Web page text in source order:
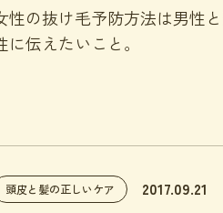
性の抜け毛予防方法は男性
に伝えたいこと。
頭皮と髪の正しいケア 2017.09.21